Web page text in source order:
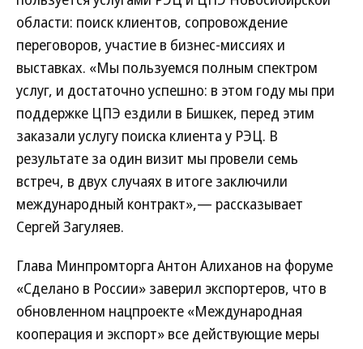
области: поиск клиентов, сопровождение
переговоров, участие в бизнес-миссиях и
выставках. «Мы пользуемся полным спектром
услуг, и достаточно успешно: в этом году мы при
поддержке ЦПЭ ездили в Бишкек, перед этим
заказали услугу поиска клиента у РЭЦ. В
результате за один визит мы провели семь
встреч, в двух случаях в итоге заключили
международный контракт»,— рассказывает
Сергей Загуляев.
Глава Минпромторга Антон Алиханов на форуме
«Сделано в России» заверил экспортеров, что в
обновленном нацпроекте «Международная
кооперация и экспорт» все действующие меры